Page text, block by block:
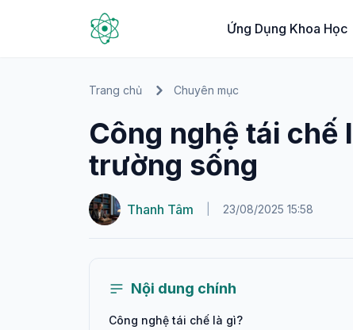
Ứng Dụng Khoa Học
Trang chủ Chuyên mục
Công nghệ tái chế
trường sống
Thanh Tâm 23/08/2025 15:58
Nội dung chính
Công nghệ tái chế là gì?